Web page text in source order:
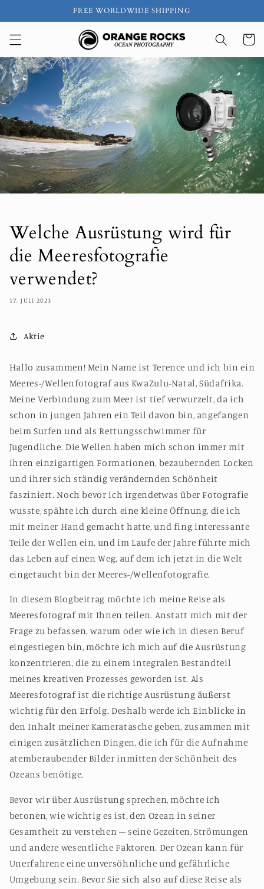
Inhalt
FREE WORLDWIDE SHIPPING
Welche Ausrüstung wird für
die Meeresfotografie
verwendet?
17. JULI 2023
Aktie
Hallo zusammen! Mein Name ist Terence und ich bin ein
Meeres-/Wellenfotograf aus KwaZulu-Natal, Südafrika.
Meine Verbindung zum Meer ist tief verwurzelt, da ich
schon in jungen Jahren ein Teil davon bin, angefangen
beim Surfen und als Rettungsschwimmer für
Jugendliche. Die Wellen haben mich schon immer mit
ihren einzigartigen Formationen, bezaubernden Locken
und ihrer sich ständig verändernden Schönheit
fasziniert. Noch bevor ich irgendetwas über Fotografie
wusste, spähte ich durch eine kleine Öffnung, die ich
mit meiner Hand gemacht hatte, und fing interessante
Teile der Wellen ein, und im Laufe der Jahre führte mich
das Leben auf einen Weg, auf dem ich jetzt in die Welt
eingetaucht bin der Meeres-/Wellenfotografie.
In diesem Blogbeitrag möchte ich meine Reise als
Meeresfotograf mit Ihnen teilen. Anstatt mich mit der
Frage zu befassen, warum oder wie ich in diesen Beruf
eingestiegen bin, möchte ich mich auf die Ausrüstung
konzentrieren, die zu einem integralen Bestandteil
meines kreativen Prozesses geworden ist. Als
Meeresfotograf ist die richtige Ausrüstung äußerst
wichtig für den Erfolg. Deshalb werde ich Einblicke in
den Inhalt meiner Kameratasche geben, zusammen mit
einigen zusätzlichen Dingen, die ich für die Aufnahme
atemberaubender Bilder inmitten der Schönheit des
Ozeans benötige.
Bevor wir über Ausrüstung sprechen, möchte ich
betonen, wie wichtig es ist, den Ozean in seiner
Gesamtheit zu verstehen – seine Gezeiten, Strömungen
und andere wesentliche Faktoren. Der Ozean kann für
Unerfahrene eine unversöhnliche und gefährliche
Umgebung sein. Bevor Sie sich also auf diese Reise als